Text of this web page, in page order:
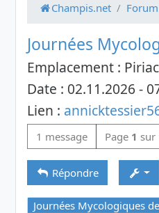
Champis.net Forum
Journées
Emplacement :
Date : 02.11.2026 -
Lien :
1 message Page 1 sur
Répondre
Journées Mycologiques